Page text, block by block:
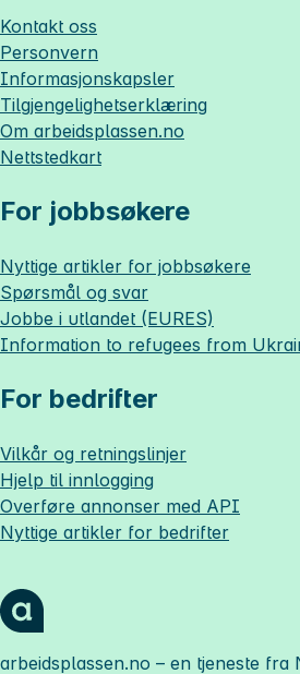
Kontakt oss
Personvern
Informasjonskapsler
Tilgjengelighetserklæring
Om arbeidsplassen.no
Nettstedkart
For jobbsøkere
Nyttige artikler for jobbsøkere
Spørsmål og svar
Jobbe i utlandet (EURES)
Information to refugees from
For bedrifter
Vilkår og retningslinjer
Hjelp til innlogging
Overføre annonser med API
Nyttige artikler for bedrifter
arbeidsplassen.no – en tjeneste fra